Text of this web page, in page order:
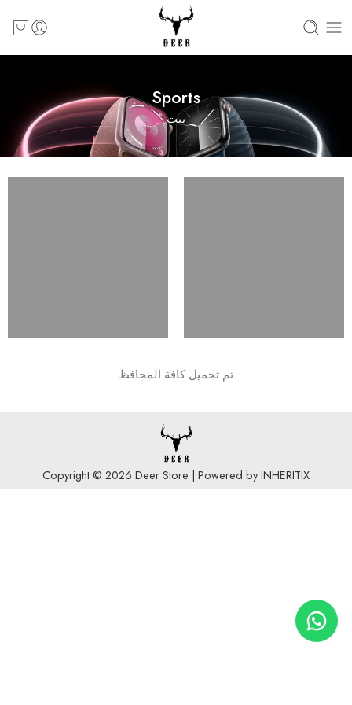
Sports
بيت
تم تحميل كافة المحافظ
Copyright © 2026 Deer Store | Powered by INHERITIX